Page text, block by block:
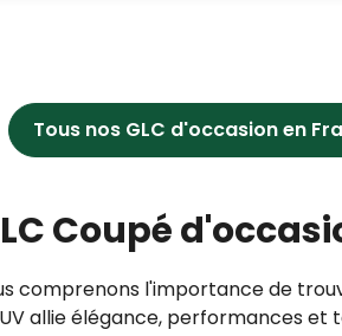
Tous nos GLC d'occasion en
Coupé
comprenons l'importance de
allie élégance, performances